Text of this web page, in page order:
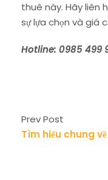
thuê này. Hãy liên
sự lựa chọn và giá
Hotline: 0985 499
Prev Post
Tìm hiểu chung